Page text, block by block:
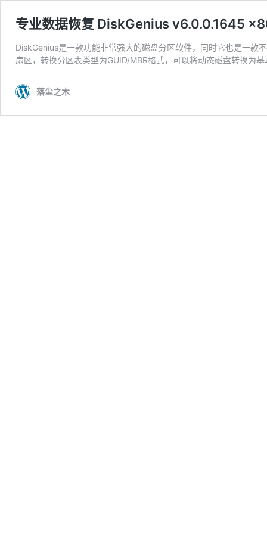
专业数据恢复 DiskGenius v6.0.0.1645
DiskGenius是一款功能非常强大的磁盘分区软件，同时它也是一款
扇区，转换分区表类型为GUID/MBR格式，可以将动态磁盘转换为
落尘之木